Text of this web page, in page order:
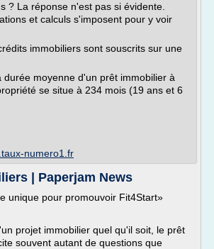
? La réponse n'est pas si évidente.
et calculs s'imposent pour y voir
immobiliers sont souscrits sur une
durée moyenne d'un prêt immobilier à
se situe à 234 mois (19 ans et 6
numero1.fr
| Paperjam News
unique pour promouvoir Fit4Start»
projet immobilier quel qu'il soit, le prêt
souvent autant de questions que